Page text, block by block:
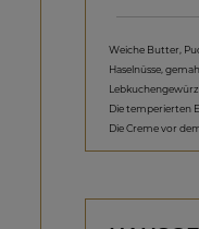
Weiche Butter,
Haselnüsse,
Die temperierten
Die Creme vor